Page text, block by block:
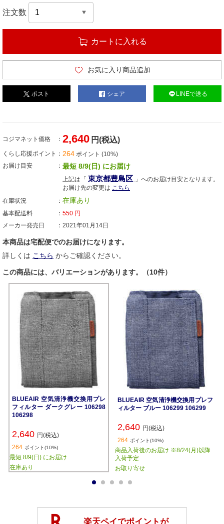
注文数
カートに入れる
お気に入り商品追加
ポスト シェア LINEで送る
コジマネット価格 2,640 円(税込)
くらし応援ポイント 264 ポイント (10%)
お届け目安
最短 8/9(日) にお届け
上記は「 東京都豊島区 」へのお届け目安となります。
お届け先の変更は こちら
在庫状況
在庫あり
基本配送料 550 円
メーカー発売日
2021年01月14日
本商品は宅配便でのお届けになります。
詳しくは こちら からご確認ください。
この商品には、バリエーションがあります。（10件）
BLUEAIR 空気清浄機交換用プレ
フィルター ダークグレー 106298
106298
2,640 円(税込)
264 ポイント(10%)
最短 8/9(日) にお届け
在庫あり
BLUEAIR 空気清浄機交換用プレフ
ィルター ブルー 106299 106299
2,640 円(税込)
264 ポイント(10%)
商品入荷後のお届け ※8/24(月)以降
入荷予定
お取り寄せ